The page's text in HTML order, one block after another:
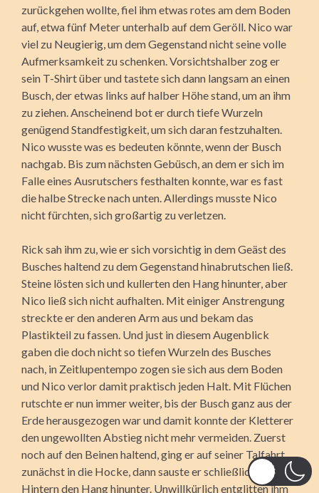
zurückgehen wollte, fiel ihm etwas rotes am dem Boden
auf, etwa fünf Meter unterhalb auf dem Geröll. Nico war
viel zu Neugierig, um dem Gegenstand nicht seine volle
Aufmerksamkeit zu schenken. Vorsichtshalber zog er
sein T-Shirt über und tastete sich dann langsam an einen
Busch, der etwas links auf halber Höhe stand, um an ihm
zu ziehen. Anscheinend bot er durch tiefe Wurzeln
genügend Standfestigkeit, um sich daran festzuhalten.
Nico wusste was es bedeuten könnte, wenn der Busch
nachgab. Bis zum nächsten Gebüsch, an dem er sich im
Falle eines Ausrutschers festhalten konnte, war es fast
die halbe Strecke nach unten. Allerdings musste Nico
nicht fürchten, sich großartig zu verletzen.
Rick sah ihm zu, wie er sich vorsichtig in dem Geäst des
Busches haltend zu dem Gegenstand hinabrutschen ließ.
Steine lösten sich und kullerten den Hang hinunter, aber
Nico ließ sich nicht aufhalten. Mit einiger Anstrengung
streckte er den anderen Arm aus und bekam das
Plastikteil zu fassen. Und just in diesem Augenblick
gaben die doch nicht so tiefen Wurzeln des Busches
nach, in Zeitlupentempo zogen sie sich aus dem Boden
und Nico verlor damit praktisch jeden Halt. Mit Flüchen
rutschte er nun immer weiter, bis der Busch ganz aus der
Erde herausgezogen war und damit konnte der Kletterer
den ungewollten Abstieg nicht mehr vermeiden. Zuerst
noch auf den Beinen haltend, ging er auf seiner Talfahrt
zunächst in die Hocke, dann sauste er schließlich auf dem
Hintern den Hang hinunter. Unwillkürlich entglitten ihm